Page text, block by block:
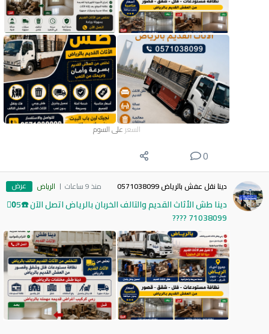
السعر على السوم
0
دينا نقل عفش بالرياض 0571038099 منذ 9 ساعات الرياض عرض
دينا طش الأثاث القديم والتالف الخربان بالرياض اتصل الآن ☎️0َ5
71038099 ????